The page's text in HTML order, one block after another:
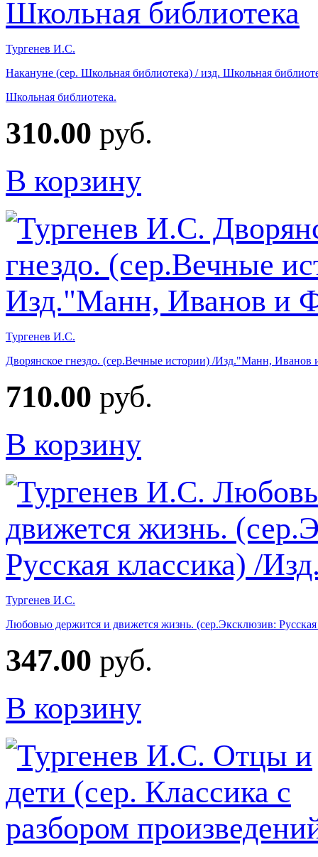
Тургенев И.С.
Накануне (сер. Школьная библиотека) / изд. Школьная
Школьная библиотека.
310.00 руб.
В корзину
Тургенев И.С.
Дворянское гнездо. (сер.Вечные истории) /Изд."Манн, Иванов
710.00 руб.
В корзину
Тургенев И.С.
Любовью держится и движется жизнь. (сер.Эксклюзив:
347.00 руб.
В корзину